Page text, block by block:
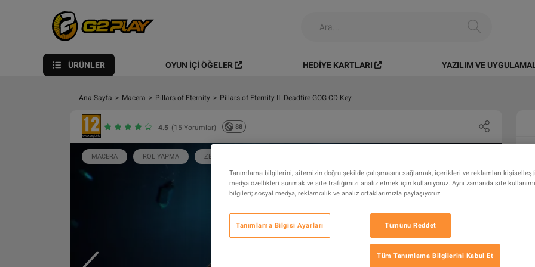
ÜRÜNLER OYUN İÇI ÖĞELER HEDIYE KARTLARI YAZILIM VE
Ana Sayfa > Macera > Pillars of Eternity > Pillars of Eternity II: Deadfire GOG CD Key
4.5 (15 Yorumlar) 88
MACERA ROL YAPMA ZENGIN HIKAYE
Tanımlama bilgilerini; sitemizin doğru şekilde çalışmasını sağlamak, içerikleri ve reklamları
medya özellikleri sunmak ve site trafiğimizi analiz etmek için kullanıyoruz. Aynı zamanda site
bilgileri; sosyal medya, reklamcılık ve analiz ortaklarımızla paylaşıyoruz.
Tanımlama Bilgisi Ayarları Tümünü Reddet
Tüm Tanımlama Bilgilerini Kabul Et